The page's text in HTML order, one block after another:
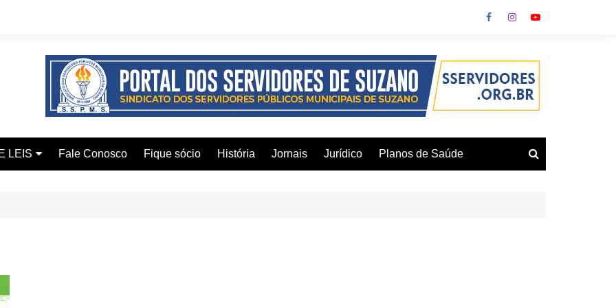
LEIS Fale Conosco Fique sócio História Jornais Jurídico Planos de Saúde